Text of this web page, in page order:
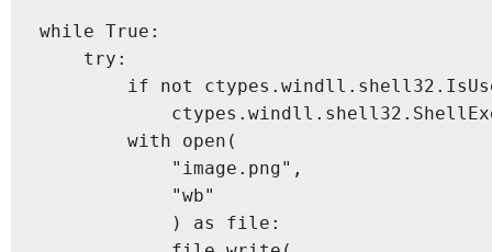
while True:
    try:
if not
        with open(
            "image.png",
            "wb"
            ) as file: